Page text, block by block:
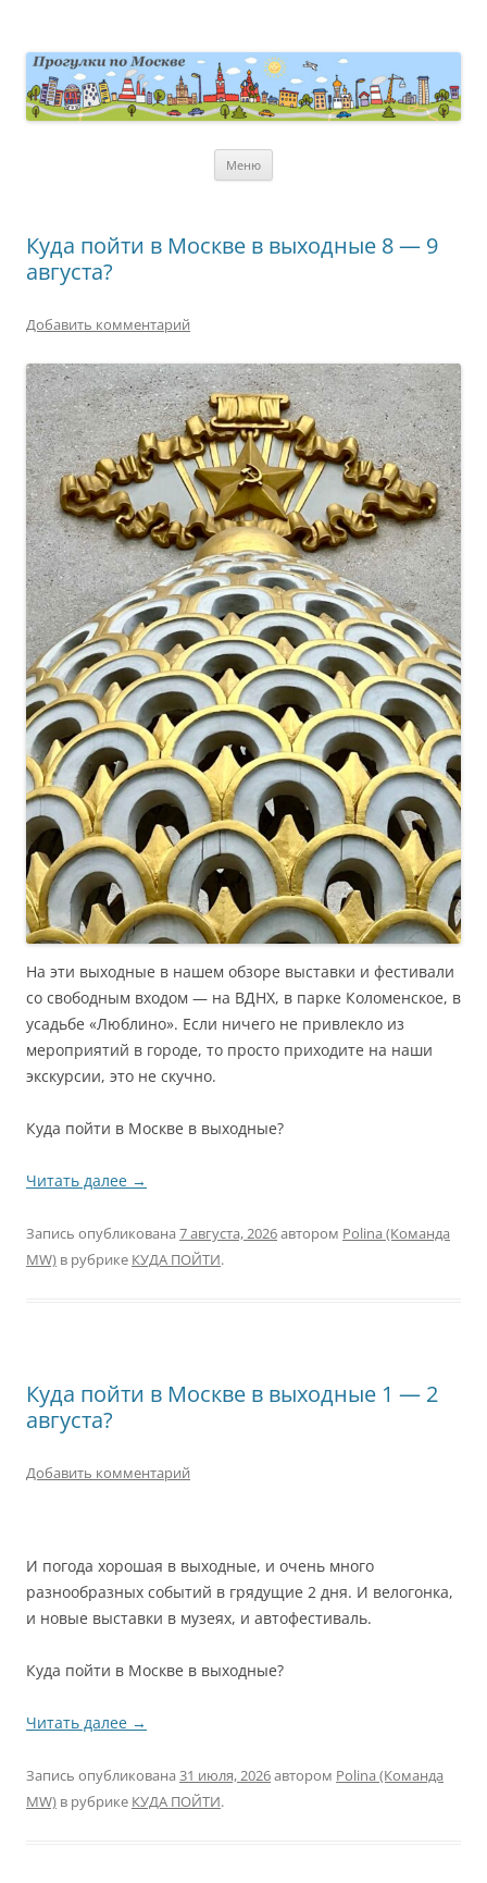
Меню
Куда пойти в Москве в выходные 8 — 9
августа?
Добавить комментарий
На эти выходные в нашем обзоре выставки и фестивали
со свободным входом — на ВДНХ, в парке Коломенское, в
усадьбе «Люблино». Если ничего не привлекло из
мероприятий в городе, то просто приходите на наши
экскурсии, это не скучно.
Куда пойти в Москве в выходные?
Читать далее →
Запись опубликована 7 августа, 2026автором Polina (Команда
MW) в рубрике КУДА ПОЙТИ.
Куда пойти в Москве в выходные 1 — 2
августа?
Добавить комментарий
И погода хорошая в выходные, и очень много
разнообразных событий в грядущие 2 дня. И велогонка,
и новые выставки в музеях, и автофестиваль.
Куда пойти в Москве в выходные?
Читать далее →
Запись опубликована 31 июля, 2026автором Polina (Команда
MW) в рубрике КУДА ПОЙТИ.